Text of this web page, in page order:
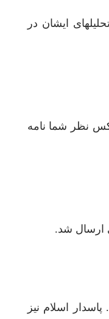
ایشان در
نظر شما نامه
ارسال شد.
اسلام نیز